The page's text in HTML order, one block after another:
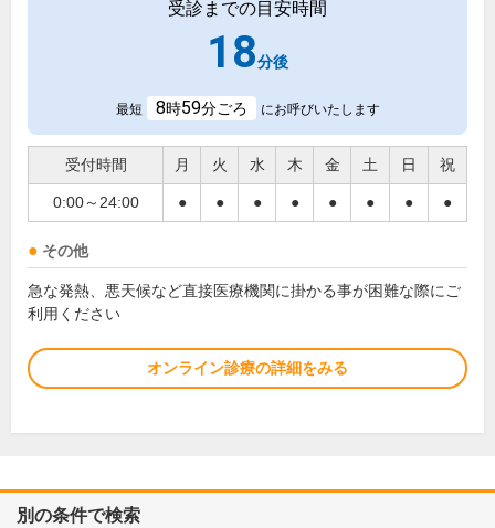
受診までの目安時間
18分後
最短 8時59分ごろ にお呼びいたします
受付時間 月 火 水 木 金 土 日 祝
0:00～24:00 ● ● ● ● ● ● ● ●
その他
急な発熱、悪天候など直接医療機関に掛かる事が困難な際にご
利用ください
オンライン診療の詳細をみる
別の条件で検索